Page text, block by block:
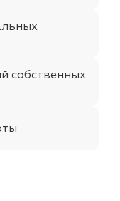
собственных